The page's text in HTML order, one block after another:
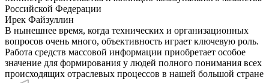
Российской Федерации
Ирек Файзуллин
В нынешнее время, когда технических и организационных
вопросов очень много, объективность играет ключевую роль.
Работа средств массовой информации приобретает особое
значение для формирования у людей полного понимания всех
происходящих отраслевых процессов в нашей большой стране